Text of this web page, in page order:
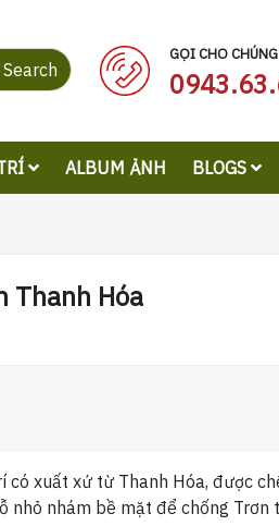
Search
GỌI CHO
ALBUM ẢNH BLOGS
Thanh Hóa
xuất xứ từ Thanh Hóa, được
nhỏ nhám bề mặt để chống Trơn